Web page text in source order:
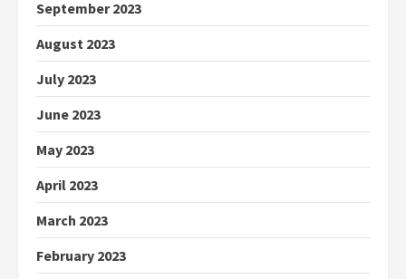
September 2023
August 2023
July 2023
June 2023
May 2023
April 2023
March 2023
February 2023